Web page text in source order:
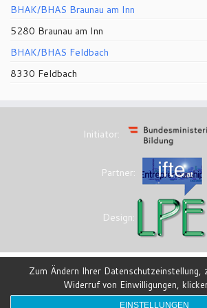
BHAK/BHAS Braunau am Inn
5280 Braunau am Inn
BHAK/BHAS Feldbach
8330 Feldbach
Initiator:
Partner:
Design:
·© 2026 eesi-impulszentrum·
Entworfen mit demCustomizr-
Zum Ändern Ihrer Datenschutzeinstellung,
Widerruf von Einwilligungen,
EINSTELLUNGEN